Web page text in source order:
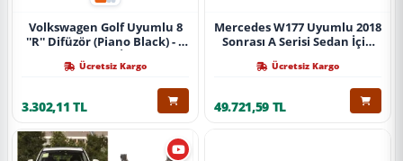
Volkswagen Golf Uyumlu 8
''R'' Difüzör (Piano Black) - 4
Paket İçin)
Ücretsiz Kargo
3.302,11 TL
Mercedes W177 Uyumlu 2018
Sonrası A Serisi Sedan İçin
Tamponlu Set)
Ücretsiz Kargo
49.721,59 TL